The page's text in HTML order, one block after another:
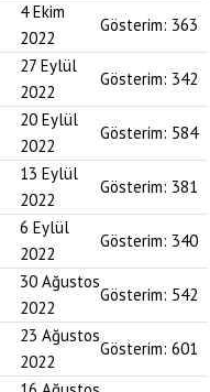
4 Ekim
2022
Gösterim: 363
27 Eylül
2022
Gösterim: 342
20 Eylül
2022
Gösterim: 584
13 Eylül
2022
Gösterim: 381
6 Eylül
2022
Gösterim: 340
30 Ağustos
2022
Gösterim: 542
23 Ağustos
2022
Gösterim: 601